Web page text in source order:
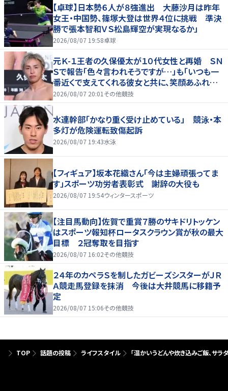
【卓球】日本勢６人が８強進出 大藤沙月は昨年
女王・中国勢、篠塚大登は世界４位に挑戦 準決
勝で張本智和ＶＳ松島輝空が実現なるか」
2026/08/07 19:58卓球
元Ｋ-１王者の久保優太が１０代女性と再婚 ＳＮ
Ｓで報告「色々言われそうですが…」も「いつも一
番近くで支えてくれる彼女と共に、笑顔あふれる
家庭を築いていきたい」
2026/08/07 20:01 その他競技
水連幹部「かなり重く受け止めている」 競泳・本
多灯が危険運転致傷起訴
2026/08/07 19:43水泳
【フィギュア】坂本花織さん「今は主婦頑張ってま
す」スポーツ功労者表彰式 謝辞の大役も
2026/08/07 19:54ウィンタースポーツ
【注目馬動向】佐賀で重賞７勝のサキドリトッケン
はスポーツ報知杯ロータスクラウン賞が秋の最大
目標 ２冠奪取を目指す
2026/08/07 16:02その他競技
２４年のカペラＳを制したガビーズシスターがＪＲ
Ａ競走馬登録を抹消 今後は大井競馬に移籍予
定
2026/08/07 15:06その他競技
TOP 話題の投稿 ライフスタイル 「温かいうどんや炊き込みご飯、サ